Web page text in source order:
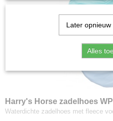
Harry's Horse zadelhoes
Waterdichte zadelhoes met fleece
Later opnieuw
Alles